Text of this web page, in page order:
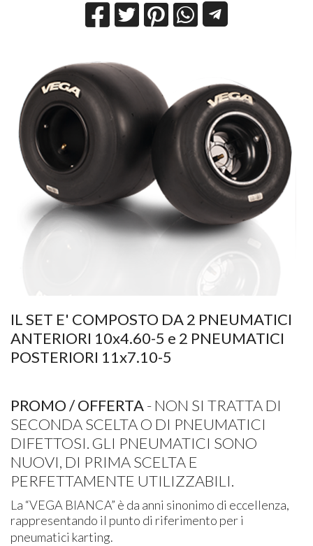
IL SET E' COMPOSTO DA 2 PNEUMATICI
ANTERIORI 10x4.60-5 e 2 PNEUMATICI
POSTERIORI 11x7.10-5
PROMO / OFFERTA- NON SI TRATTA DI
SECONDA SCELTA O DI PNEUMATICI
DIFETTOSI. GLI PNEUMATICI SONO
NUOVI, DI PRIMA SCELTA E
PERFETTAMENTE UTILIZZABILI.
La “VEGA BIANCA” è da anni sinonimo di eccellenza,
rappresentando il punto di riferimento per i
pneumatici karting.